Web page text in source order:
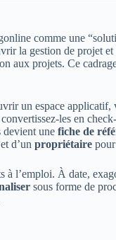
comme une
la gestion de projet et
aux projets. Ce
un espace applicatif,
les en
devient une fiche de
et d’un propriétaire
à l’emploi. À date,
sous forme de